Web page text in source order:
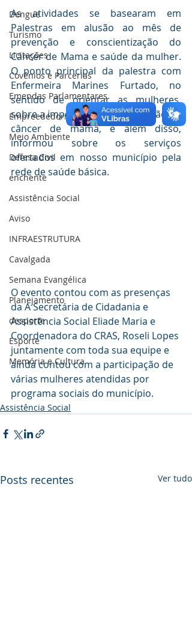
Dengue
Turismo
Licitações
Covênios e Parcerias
Emendas Parlamentares
Empreededorismo
Meio Ambiente
Defesa Civil
enchente
Assistência Social
Aviso
INFRAESTRUTURA
Cavalgada
Semana Evangélica
Planejamento
desporte
Esporte
Memória e Cultura
As atividades se basearam em
Palestras em alusão ao mês de
prevenção e conscientização do
Câncer de Mama e saúde da mulher.
O ponto principal da palestra com
Enfermeira Marines Furtado, no
sentido de orientar as mulheres,
sobre a importância da prevenção do
câncer de mama, e além disso,
informou sobre os serviços
ofertados em nosso município pela
rede de saúde básica.
O evento contou com as presenças
da A Secretária de Cidadania e
Assistência Social Eliade Maria e
Coordenadora do CRAS, Roseli Lopes
juntamente com toda sua equipe e
ainda contou com a participação de
várias mulheres atendidas por
programa sociais do município.
Assistência Social
Posts recentes Ver tudo